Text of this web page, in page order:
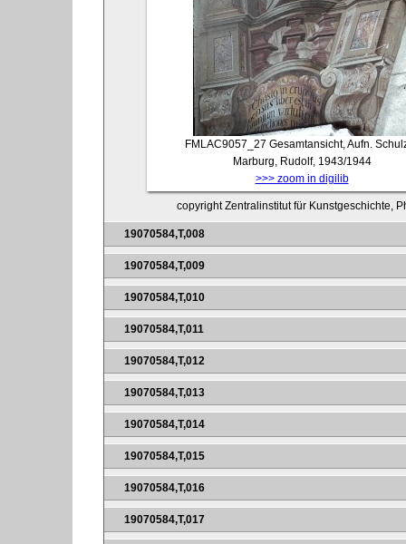
FMLAC9057_27 Gesamtansicht, Aufn.
Marburg, Rudolf, 1943/1944
>>> zoom in digilib
copyright Zentralinstitut für Kunstgeschichte,
19070584,T,008
19070584,T,009
19070584,T,010
19070584,T,011
19070584,T,012
19070584,T,013
19070584,T,014
19070584,T,015
19070584,T,016
19070584,T,017